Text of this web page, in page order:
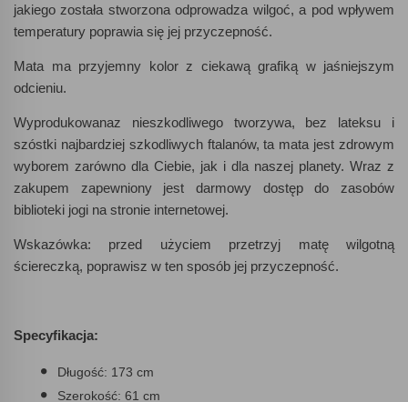
jakiego została stworzona odprowadza wilgoć, a pod wpływem
temperatury poprawia się jej przyczepność.
Mata ma przyjemny kolor z ciekawą grafiką w jaśniejszym
odcieniu.
Wyprodukowanaz nieszkodliwego tworzywa, bez lateksu i
szóstki najbardziej szkodliwych ftalanów, ta mata jest zdrowym
wyborem zarówno dla Ciebie, jak i dla naszej planety. Wraz z
zakupem zapewniony jest darmowy dostęp do zasobów
biblioteki jogi na stronie internetowej.
Wskazówka: przed użyciem przetrzyj matę wilgotną
ściereczką, poprawisz w ten sposób jej przyczepność.
Specyfikacja:
Długość: 173 cm
Szerokość: 61 cm